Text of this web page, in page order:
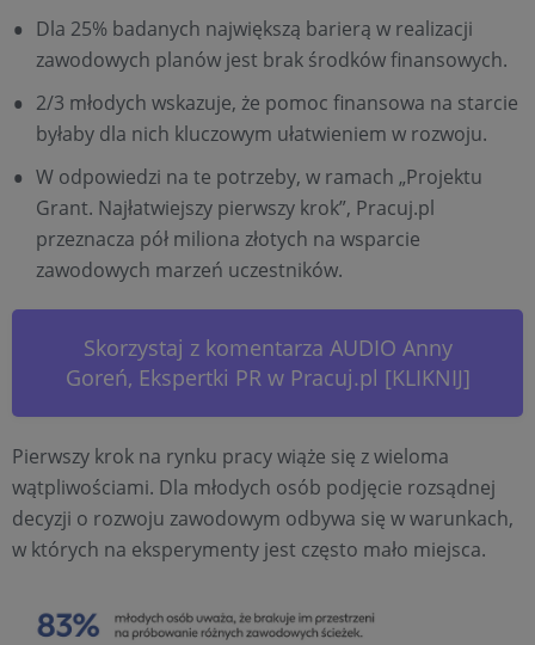
Dla 25% badanych największą barierą w realizacji
zawodowych planów jest brak środków finansowych.
2/3 młodych wskazuje, że pomoc finansowa na starcie
byłaby dla nich kluczowym ułatwieniem w rozwoju.
W odpowiedzi na te potrzeby, w ramach „Projektu
Grant. Najłatwiejszy pierwszy krok”, Pracuj.pl
przeznacza pół miliona złotych na wsparcie
zawodowych marzeń uczestników.
Skorzystaj z komentarza AUDIO Anny
Goreń, Ekspertki PR w Pracuj.pl [KLIKNIJ]
Pierwszy krok na rynku pracy wiąże się z wieloma
wątpliwościami. Dla młodych osób podjęcie rozsądnej
decyzji o rozwoju zawodowym odbywa się w warunkach,
w których na eksperymenty jest często mało miejsca.